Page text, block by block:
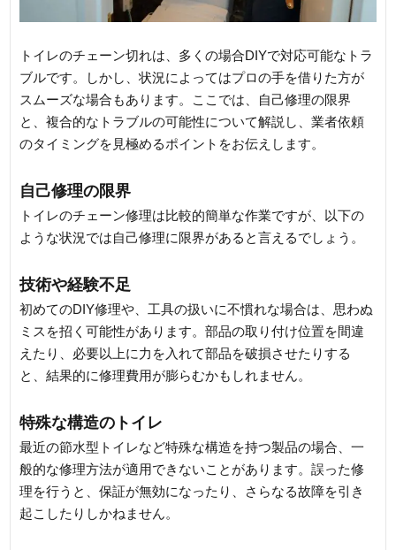
トイレのチェーン切れは、多くの場合DIYで対応可能なトラ
ブルです。しかし、状況によってはプロの手を借りた方が
スムーズな場合もあります。ここでは、自己修理の限界
と、複合的なトラブルの可能性について解説し、業者依頼
のタイミングを見極めるポイントをお伝えします。
自己修理の限界
トイレのチェーン修理は比較的簡単な作業ですが、以下の
ような状況では自己修理に限界があると言えるでしょう。
技術や経験不足
初めてのDIY修理や、工具の扱いに不慣れな場合は、思わぬ
ミスを招く可能性があります。部品の取り付け位置を間違
えたり、必要以上に力を入れて部品を破損させたりする
と、結果的に修理費用が膨らむかもしれません。
特殊な構造のトイレ
最近の節水型トイレなど特殊な構造を持つ製品の場合、一
般的な修理方法が適用できないことがあります。誤った修
理を行うと、保証が無効になったり、さらなる故障を引き
起こしたりしかねません。